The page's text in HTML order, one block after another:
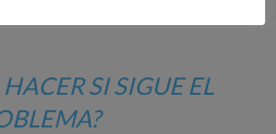
SI SIGUE EL